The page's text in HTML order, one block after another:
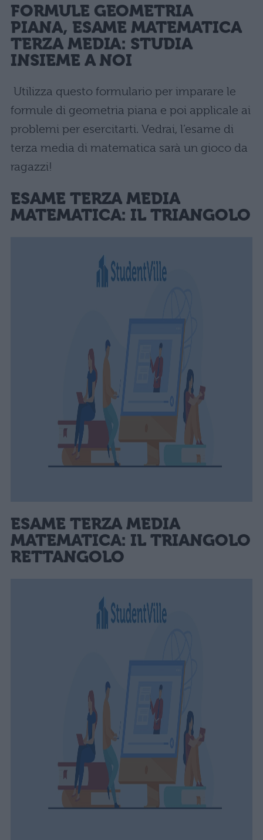
FORMULE GEOMETRIA
PIANA, ESAME MATEMATICA
TERZA MEDIA: STUDIA
INSIEME A NOI
Utilizza questo formulario per imparare le
formule di geometria piana e poi applicale ai
problemi per esercitarti. Vedrai, l’esame di
terza media di matematica sarà un gioco da
ragazzi!
ESAME TERZA MEDIA
MATEMATICA: IL TRIANGOLO
ESAME TERZA MEDIA
MATEMATICA: IL TRIANGOLO
RETTANGOLO